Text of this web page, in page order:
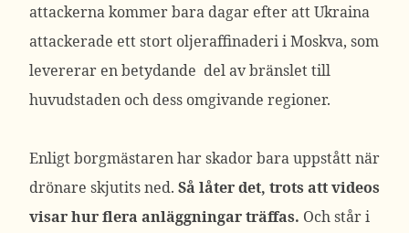
attackerna kommer bara dagar efter att Ukraina
attackerade ett stort oljeraffinaderi i Moskva, som
levererar en betydande del av bränslet till
huvudstaden och dess omgivande regioner.
Enligt borgmästaren har skador bara uppstått när
drönare skjutits ned. Så låter det, trots att videos
visar hur flera anläggningar träffas. Och står i